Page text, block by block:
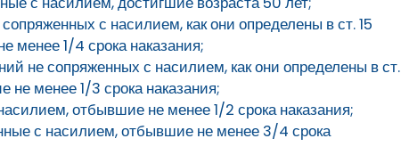
с насилием, как они определены в ст. 15
менее 1/4 срока наказания;
не сопряженных с насилием, как они определены в ст.
не менее 1/3 срока наказания;
отбывшие не менее 1/2 срока наказания;
с насилием, отбывшие не менее 3/4 срока